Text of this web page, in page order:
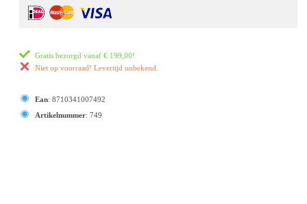
Gratis bezorgd vanaf € 199,00!
Niet op voorraad! Levertijd onbekend.
Ean: 8710341007492
Artikelnummer: 749